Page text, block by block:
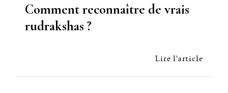
Comment reconnaître de vrais
rudrakshas ?
Lire l'article